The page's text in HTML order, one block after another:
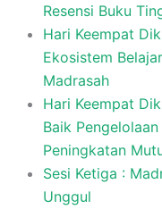
Resensi Buku
Hari Keempat
Ekosistem
Madrasah
Hari Keempat
Baik
Peningkatan
Sesi Ketiga :
Unggul